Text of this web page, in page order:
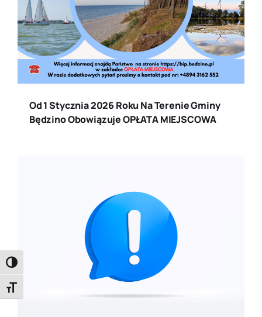
Toggle High Contrast
Toggle Font size
Od 1 Stycznia 2026 Roku Na Terenie Gminy
Będzino Obowiązuje OPŁATA MIEJSCOWA